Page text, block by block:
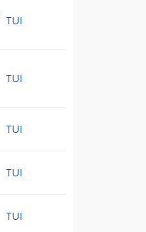
TUI
TUI
TUI
TUI
TUI